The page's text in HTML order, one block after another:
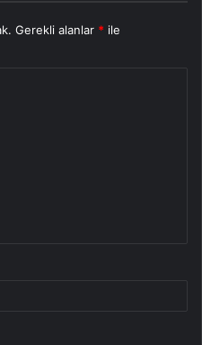
Gerekli alanlar * ile